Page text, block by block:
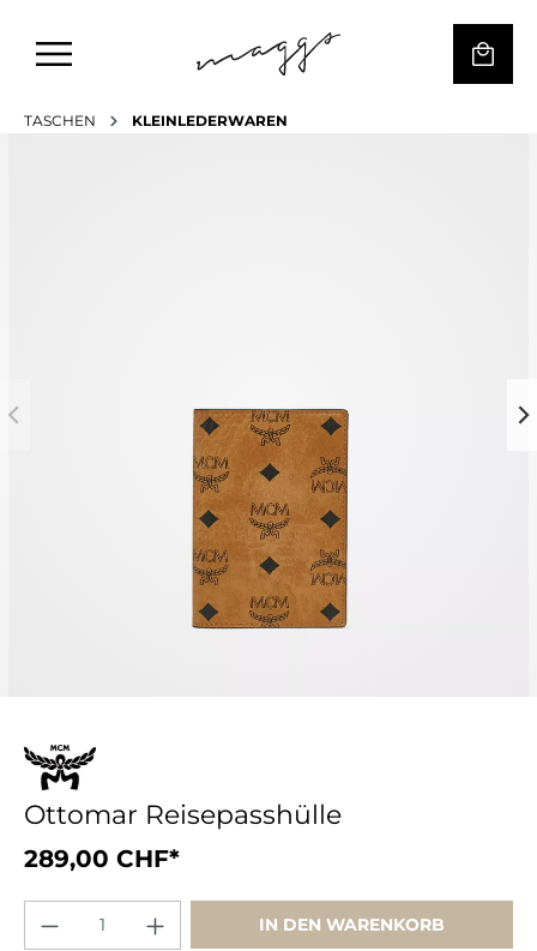
TASCHEN KLEINLEDERWAREN
Ottomar Reisepasshülle
289,00 CHF*
IN DEN WARENKORB